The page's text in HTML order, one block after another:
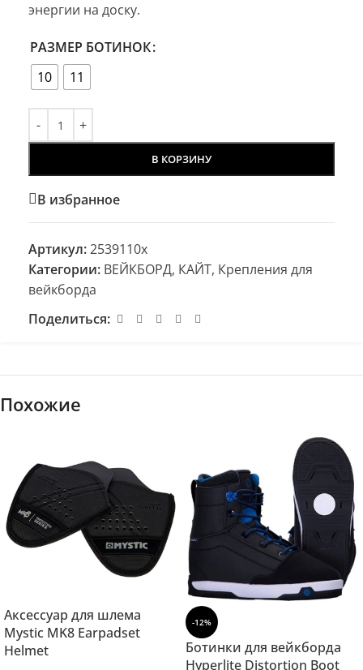
энергии на доску.
РАЗМЕР БОТИНОК
10
11
В КОРЗИНУ
В избранное
Артикул:2539110x
Категории: ВЕЙКБОРД, КАЙТ, Крепления для
вейкборда
Поделиться:
Похожие
Аксессуар для шлема
Mystic MK8 Earpadset
Helmet
-12%
Ботинки для вейкборда
Hyperlite Distortion Boot